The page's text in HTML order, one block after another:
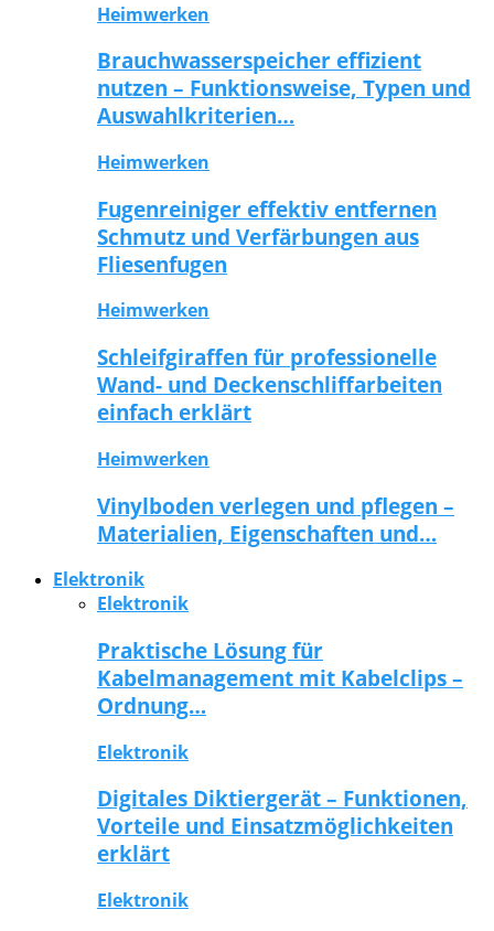
Heimwerken
Brauchwasserspeicher effizient
nutzen – Funktionsweise, Typen und
Auswahlkriterien…
Heimwerken
Fugenreiniger effektiv entfernen
Schmutz und Verfärbungen aus
Fliesenfugen
Heimwerken
Schleifgiraffen für professionelle
Wand- und Deckenschliffarbeiten
einfach erklärt
Heimwerken
Vinylboden verlegen und pflegen –
Materialien, Eigenschaften und…
Elektronik
Elektronik
Praktische Lösung für
Kabelmanagement mit Kabelclips –
Ordnung…
Elektronik
Digitales Diktiergerät – Funktionen,
Vorteile und Einsatzmöglichkeiten
erklärt
Elektronik